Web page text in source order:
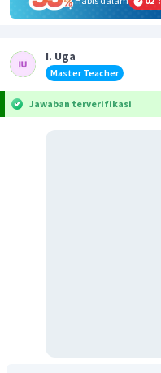
I. Uga
Master Teacher
Jawaban terverifikasi